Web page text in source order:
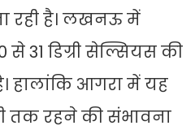
रही है। लखनऊ में
31 डिग्री सेल्सियस की
हालांकि आगरा में यह
तक रहने की संभावना